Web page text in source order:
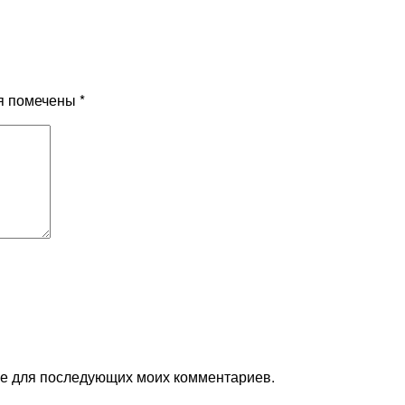
помечены *
для последующих моих комментариев.